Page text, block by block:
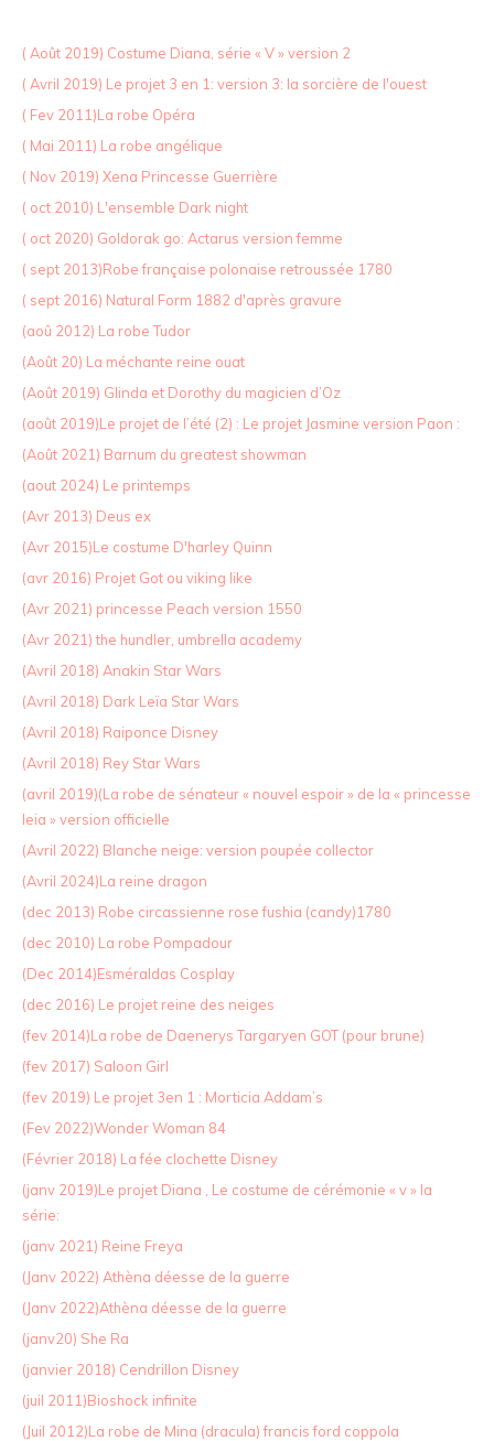
( Août 2019) Costume Diana, série « V » version 2
( Avril 2019) Le projet 3 en 1: version 3: la sorcière de l'ouest
( Fev 2011)La robe Opéra
( Mai 2011) La robe angélique
( Nov 2019) Xena Princesse Guerrière
( oct 2010) L'ensemble Dark night
( oct 2020) Goldorak go: Actarus version femme
( sept 2013)Robe française polonaise retroussée 1780
( sept 2016) Natural Form 1882 d'après gravure
(aoû 2012) La robe Tudor
(Août 20) La méchante reine ouat
(Août 2019) Glinda et Dorothy du magicien d’Oz
(août 2019)Le projet de l’été (2) : Le projet Jasmine version Paon :
(Août 2021) Barnum du greatest showman
(aout 2024) Le printemps
(Avr 2013) Deus ex
(Avr 2015)Le costume D'harley Quinn
(avr 2016) Projet Got ou viking like
(Avr 2021) princesse Peach version 1550
(Avr 2021) the hundler, umbrella academy
(Avril 2018) Anakin Star Wars
(Avril 2018) Dark Leïa Star Wars
(Avril 2018) Raiponce Disney
(Avril 2018) Rey Star Wars
(avril 2019)(La robe de sénateur « nouvel espoir » de la « princesse
leia » version officielle
(Avril 2022) Blanche neige: version poupée collector
(Avril 2024)La reine dragon
(dec 2013) Robe circassienne rose fushia (candy)1780
(dec 2010) La robe Pompadour
(Dec 2014)Esméraldas Cosplay
(dec 2016) Le projet reine des neiges
(fev 2014)La robe de Daenerys Targaryen GOT (pour brune)
(fev 2017) Saloon Girl
(fev 2019) Le projet 3en 1 : Morticia Addam’s
(Fev 2022)Wonder Woman 84
(Février 2018) La fée clochette Disney
(janv 2019)Le projet Diana , Le costume de cérémonie « v » la
série:
(janv 2021) Reine Freya
(Janv 2022) Athèna déesse de la guerre
(Janv 2022)Athèna déesse de la guerre
(janv20) She Ra
(janvier 2018) Cendrillon Disney
(juil 2011)Bioshock infinite
(Juil 2012)La robe de Mina (dracula) francis ford coppola